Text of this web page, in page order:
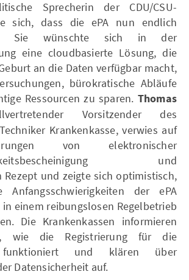
Sprecherin der CDU/CSU-
sich, dass die ePA nun endlich
Sie wünschte sich in der
eine cloudbasierte Lösung, die
an die Daten verfügbar macht,
bürokratische Abläufe
Ressourcen zu sparen. Thomas
Vorsitzender des
Krankenkasse, verwies auf
von elektronischer
und
Rezept und zeigte sich optimistisch,
der ePA
einem reibungslosen Regelbetrieb
Die Krankenkassen informieren
wie die Registrierung für die
funktioniert und klären über
Datensicherheit auf.